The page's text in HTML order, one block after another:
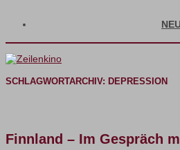
SCHLAGWORTARCHIV: DEPRESSION
Finnland – Im Gespräch